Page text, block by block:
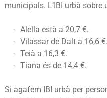
municipals. L’IBI urbà
Alella està a 20,7 €.
Vilassar de Dalt a 16,6 €.
Teià a 16,3 €.
Tiana és de 14,4 €.
Si agafem IBI urbà per